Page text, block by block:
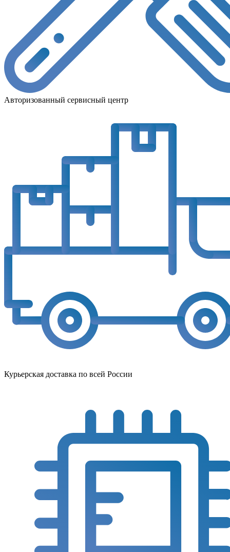
Авторизованный сервисный центр
Курьерская доставка по всей России